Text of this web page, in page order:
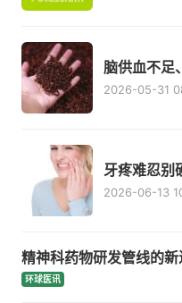
脑供血不足
2026-05-31
牙疼难忍别
2026-06-13
精神科药物研发管线的新
环球医讯